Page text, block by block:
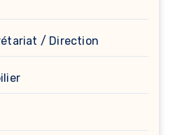
/ Direction